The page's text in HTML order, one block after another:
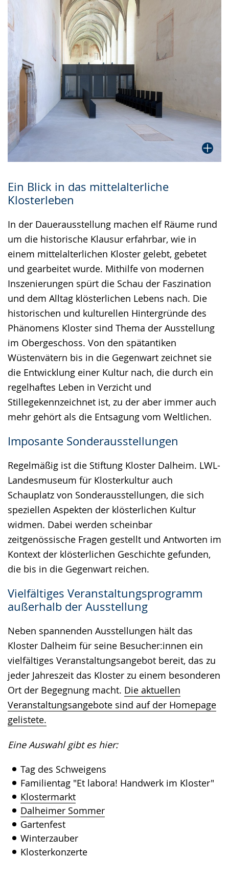
Ein Blick in das mittelalterliche
Klosterleben
In der Dauerausstellung machen elf Räume rund
um die historische Klausur erfahrbar, wie in
einem mittelalterlichen Kloster gelebt, gebetet
und gearbeitet wurde. Mithilfe von modernen
Inszenierungen spürt die Schau der Faszination
und dem Alltag klösterlichen Lebens nach. Die
historischen und kulturellen Hintergründe des
Phänomens Kloster sind Thema der Ausstellung
im Obergeschoss. Von den spätantiken
Wüstenvätern bis in die Gegenwart zeichnet sie
die Entwicklung einer Kultur nach, die durch ein
regelhaftes Leben in Verzicht und
Stillegekennzeichnet ist, zu der aber immer auch
mehr gehört als die Entsagung vom Weltlichen.
Imposante Sonderausstellungen
Regelmäßig ist die Stiftung Kloster Dalheim. LWL-
Landesmuseum für Klosterkultur auch
Schauplatz von Sonderausstellungen, die sich
speziellen Aspekten der klösterlichen Kultur
widmen. Dabei werden scheinbar
zeitgenössische Fragen gestellt und Antworten im
Kontext der klösterlichen Geschichte gefunden,
die bis in die Gegenwart reichen.
Vielfältiges Veranstaltungsprogramm
außerhalb der Ausstellung
Neben spannenden Ausstellungen hält das
Kloster Dalheim für seine Besucher:innen ein
vielfältiges Veranstaltungsangebot bereit, das zu
jeder Jahreszeit das Kloster zu einem besonderen
Ort der Begegnung macht. Die aktuellen
Veranstaltungsangebote sind auf der Homepage
gelistete.
Eine Auswahl gibt es hier:
Tag des Schweigens
Familientag "Et labora! Handwerk im Kloster"
Klostermarkt
Dalheimer Sommer
Gartenfest
Winterzauber
Klosterkonzerte